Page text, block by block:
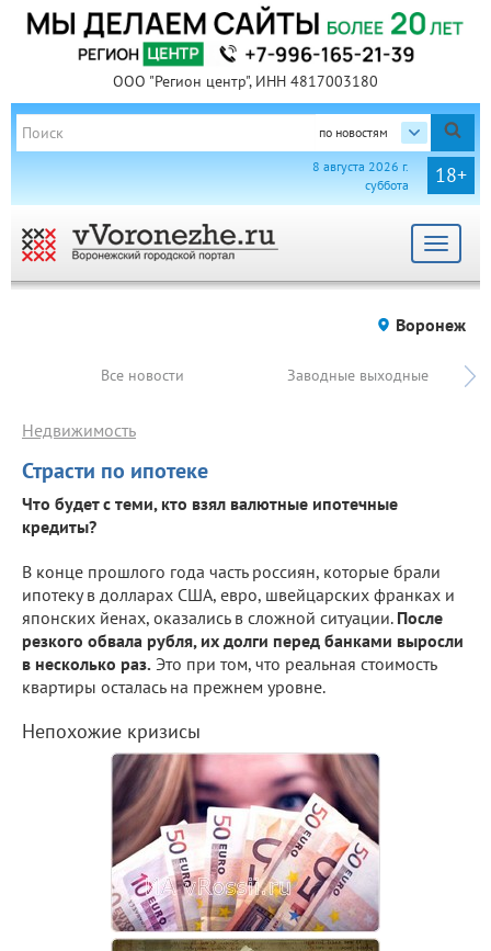
ООО "Регион центр", ИНН 4817003180
по новостям
18+
8 августа 2026 г.
суббота
Toggle
Воронеж
Все новости Заводные выходные
Страсти по ипотеке
Недвижимость
Что будет с теми, кто взял валютные ипотечные
кредиты?
В конце прошлого года часть россиян, которые брали
ипотеку в долларах США, евро, швейцарских франках и
японских йенах, оказались в сложной ситуации. После
резкого обвала рубля, их долги перед банками выросли
в несколько раз. Это при том, что реальная стоимость
квартиры осталась на прежнем уровне.
Непохожие кризисы